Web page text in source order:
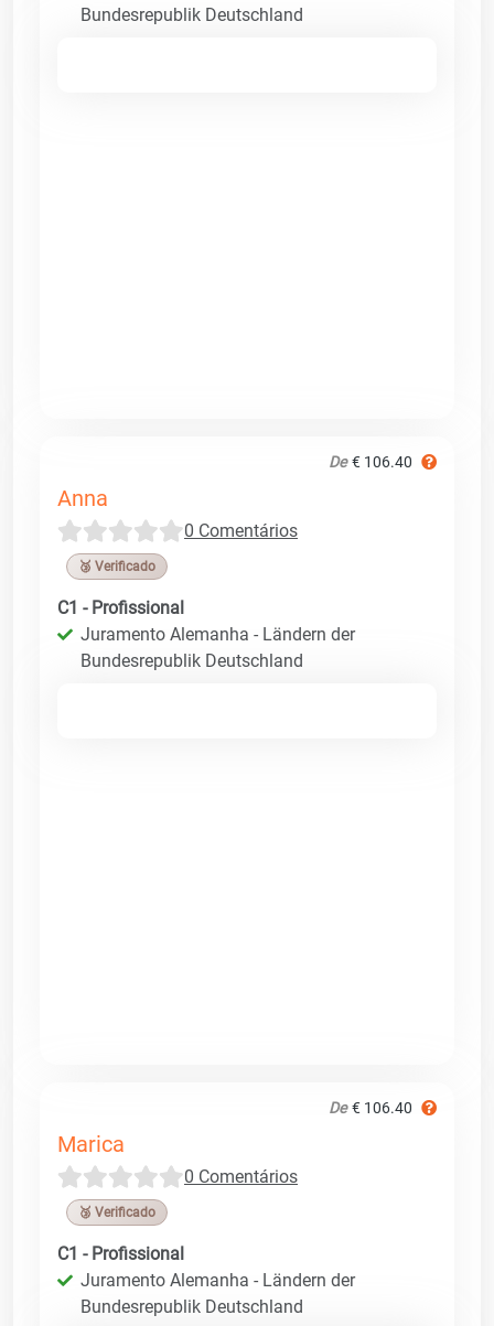
Bundesrepublik Deutschland
De € 106.40
Anna
0 Comentários
🥉 Verificado
C1 - Profissional
Juramento Alemanha - Ländern der
Bundesrepublik Deutschland
De € 106.40
Marica
0 Comentários
🥉 Verificado
C1 - Profissional
Juramento Alemanha - Ländern der
Bundesrepublik Deutschland